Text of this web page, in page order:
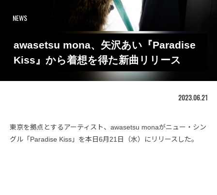
NEWS
awasetsu mona、矢沢あい『Paradise
Kiss』から着想を得た新曲リリース
2023.06.21
東京を拠点とするアーティスト、awasetsu monaがニュー・シン
グル「Paradise Kiss」を本日6月21日（水）にリリースした。